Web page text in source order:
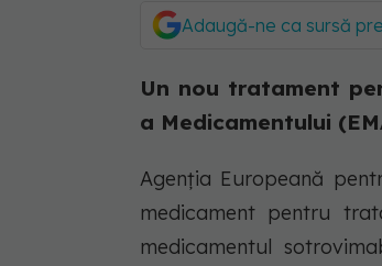
Adaugă-ne ca sursă
Un nou tratament
a Medicamentului
Agenţia Europeană
medicament pentru
medicamentul